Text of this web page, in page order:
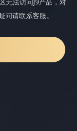
请联系客服。